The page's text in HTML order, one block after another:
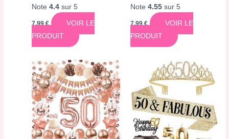
Note4.4 sur 5
7,99€
VOIR LE
PRODUIT
Note 4.55sur 5
7,99€
VOIR LE
PRODUIT